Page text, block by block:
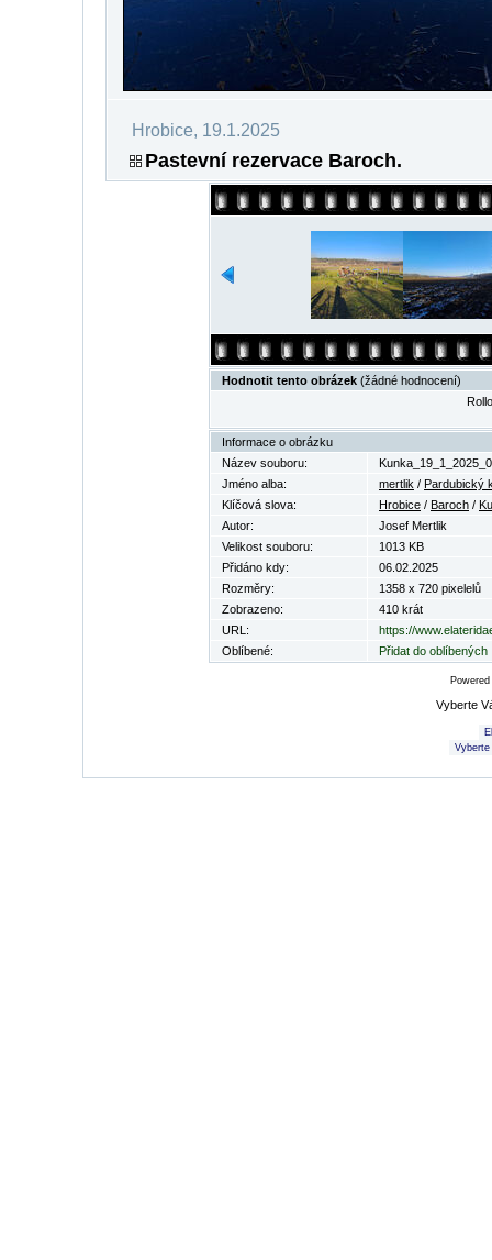
Hrobice, 19.1.2025
Pastevní rezervace Baroch.
Hodnotit tento obrázek (žádné hodnocení)
Informace o obrázku
Název souboru:
Jméno alba:
mertlik / Pardubický
Klíčová slova:
Hrobice / Baroch /
Autor:
Josef Mertlik
Velikost souboru:
1013 KB
Přidáno kdy:
06.02.2025
Rozměry:
1358 x 720 pixelelů
Zobrazeno:
410 krát
URL:
https://
Oblíbené:
Přidat do oblíbených
Vyberte